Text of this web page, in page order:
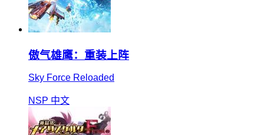
傲气雄鹰：重装上阵
Sky Force Reloaded
NSP 中文